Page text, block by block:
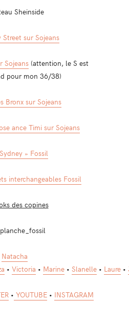
Sheinside
Street sur Sojeans
Sojeans (attention, le S est
pour mon 36/38)
Bronx sur Sojeans
ance Timi sur Sojeans
» Fossil
interchangeables Fossil
des copines
Natacha
• Victoria • Marine• Slanelle• Laure•
• YOUTUBE • INSTAGRAM